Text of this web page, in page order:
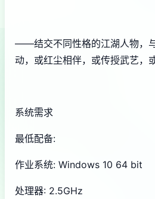
——结交不同性格的江湖人物，
动，或红尘相伴，或传授武艺，
系统需求
最低配备:
作业系统: Windows 10 64 bit
处理器: 2.5GHz